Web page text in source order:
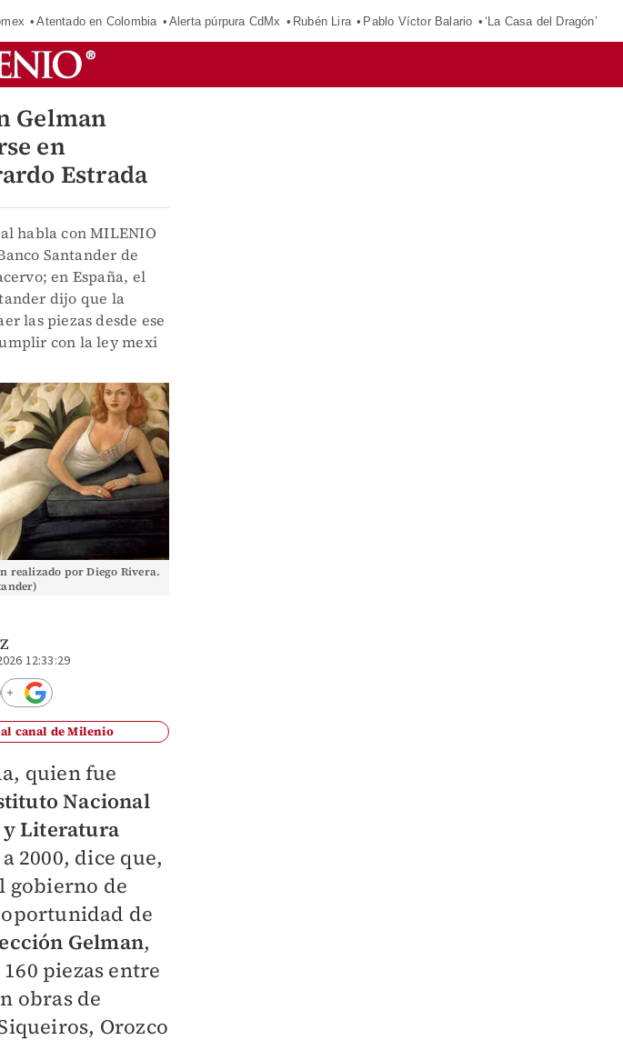
Atentado en Colombia Alerta púrpura CdMx Rubén Lira Pablo Víctor Balario ‘La Casa del Dragón’
Gelman
en
Estrada
habla con MILENIO
Santander de
en España, el
dijo que la
las piezas desde ese
con la ley mexi
realizado por Diego Rivera.
12:33:29
canal de Milenio
quien fue
Nacional
y Literatura
2000, dice que,
gobierno de
de
Gelman,
piezas entre
obras de
Orozco